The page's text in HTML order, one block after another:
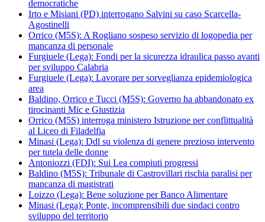
democratiche
Irto e Misiani (PD) interrogano Salvini su caso Scarcella-
Agostinelli
Orrico (M5S): A Rogliano sospeso servizio di logopedia per
mancanza di personale
Furgiuele (Lega): Fondi per la sicurezza idraulica passo avanti
per sviluppo Calabria
Furgiuele (Lega): Lavorare per sorveglianza epidemiologica
area
Baldino, Orrico e Tucci (M5S): Governo ha abbandonato ex
tirocinanti Mic e Giustizia
Orrico (M5S) interroga ministero Istruzione per conflittualità
al Liceo di Filadelfia
Minasi (Lega): Ddl su violenza di genere prezioso intervento
per tutela delle donne
Antoniozzi (FDI): Sui Lea compiuti progressi
Baldino (M5S): Tribunale di Castrovillari rischia paralisi per
mancanza di magistrati
Loizzo (Lega): Bene soluzione per Banco Alimentare
Minasi (Lega): Ponte, incomprensibili due sindaci contro
sviluppo del territorio